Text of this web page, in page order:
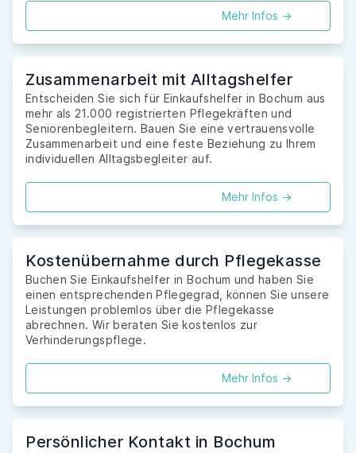
Mehr Infos ->
Zusammenarbeit mit Alltagshelfer
Entscheiden Sie sich für Einkaufshelfer in Bochum aus
mehr als 21.000 registrierten Pflegekräften und
Seniorenbegleitern. Bauen Sie eine vertrauensvolle
Zusammenarbeit und eine feste Beziehung zu Ihrem
individuellen Alltagsbegleiter auf.
Mehr Infos ->
Kostenübernahme durch Pflegekasse
Buchen Sie Einkaufshelfer in Bochum und haben Sie
einen entsprechenden Pflegegrad, können Sie unsere
Leistungen problemlos über die Pflegekasse
abrechnen. Wir beraten Sie kostenlos zur
Verhinderungspflege.
Mehr Infos ->
Persönlicher Kontakt in Bochum